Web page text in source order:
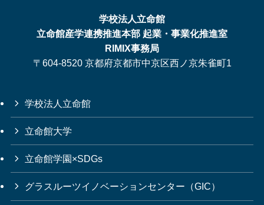
学校法人立命館
立命館産学連携推進本部 起業・事業化推進室
RIMIX事務局
〒604-8520 京都府京都市中京区西ノ京朱雀町1
学校法人立命館
立命館大学
立命館学園×SDGs
グラスルーツイノベーションセンター（GIC）